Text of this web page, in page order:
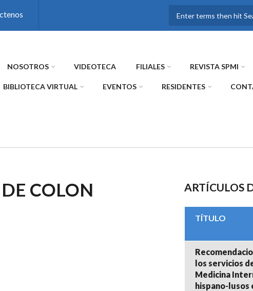
NOSOTROS VIDEOTECA FILIALES REVISTA SPMI
BIBLIOTECA VIRTUAL EVENTOS RESIDENTES
COLON ARTÍCULOS
TÍTULO
los servicios
Medicina
hispano-lusos